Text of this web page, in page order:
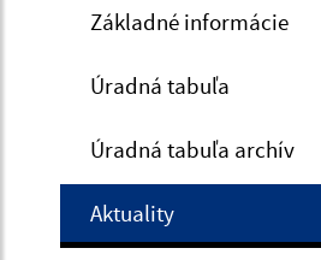
Základné informácie
Úradná tabuľa
Úradná tabuľa archív
Aktuality